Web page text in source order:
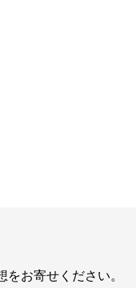
お寄せください。